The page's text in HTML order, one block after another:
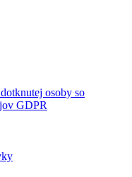
osoby so
GDPR